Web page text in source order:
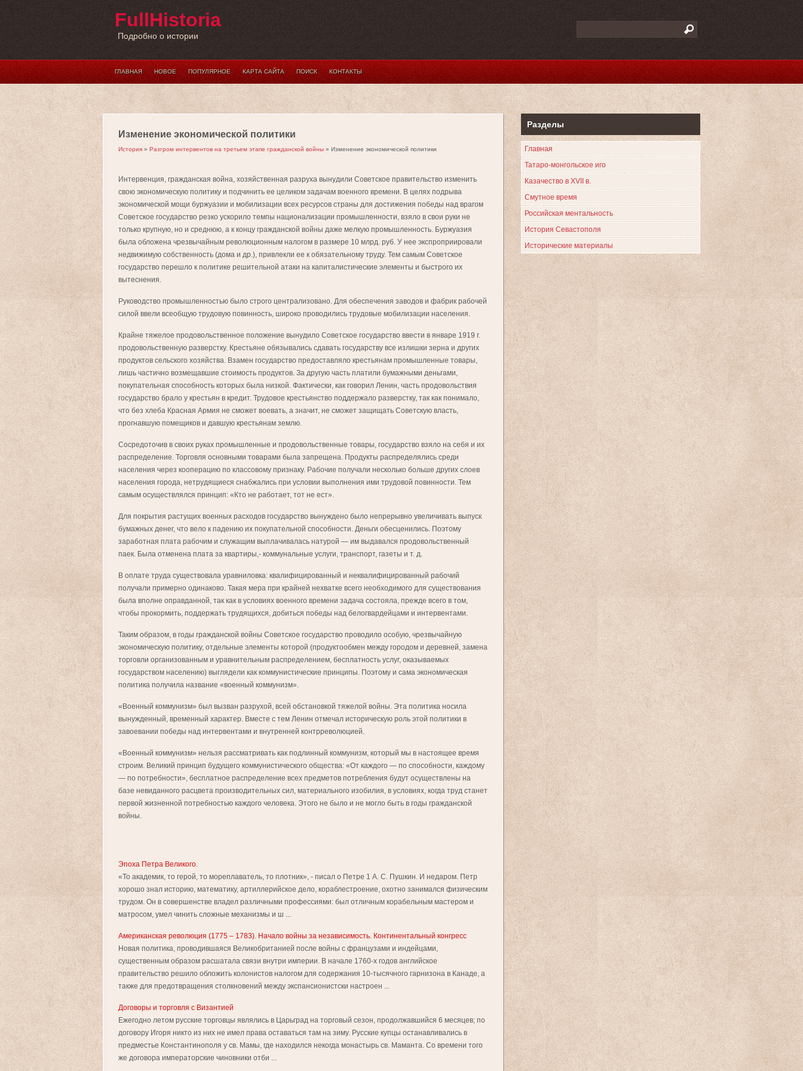
FullHistoria
Подробно о истории
ГЛАВНАЯ НОВОЕ ПОПУЛЯРНОЕ КАРТА САЙТА ПОИСК КОНТАКТЫ
Изменение экономической политики
История » Разгром интервентов на третьем этапе гражданской войны » Изменение экономической политики
Интервенция, гражданская война, хозяйственная разруха вынудили Советское правительство изменить
свою экономическую политику и подчинить ее целиком задачам военного времени. В целях подрыва
экономической мощи буржуазии и мобилизации всех ресурсов страны для достижения победы над врагом
Советское государство резко ускорило темпы национализации промышленности, взяло в свои руки не
только крупную, но и среднюю, а к концу гражданской войны даже мелкую промышленность. Буржуазия
была обложена чрезвычайным революционным налогом в размере 10 млрд. руб. У нее экспроприировали
недвижимую собственность (дома и др.), привлекли ее к обязательному труду. Тем самым Советское
государство перешло к политике решительной атаки на капиталистические элементы и быстрого их
вытеснения.
Руководство промышленностью было строго централизовано. Для обеспечения заводов и фабрик рабочей
силой ввели всеобщую трудовую повинность, широко проводились трудовые мобилизации населения.
Крайне тяжелое продовольственное положение вынудило Советское государство ввести в январе 1919 г.
продовольственную разверстку. Крестьяне обязывались сдавать государству все излишки зерна и других
продуктов сельского хозяйства. Взамен государство предоставляло крестьянам промышленные товары,
лишь частично возмещавшие стоимость продуктов. За другую часть платили бумажными деньгами,
покупательная способность которых была низкой. Фактически, как говорил Ленин, часть продовольствия
государство брало у крестьян в кредит. Трудовое крестьянство поддержало разверстку, так как понимало,
что без хлеба Красная Армия не сможет воевать, а значит, не сможет защищать Советскую власть,
прогнавшую помещиков и давшую крестьянам землю.
Сосредоточив в своих руках промышленные и продовольственные товары, государство взяло на себя и их
распределение. Торговля основными товарами была запрещена. Продукты распределялись среди
населения через кооперацию по классовому признаку. Рабочие получали несколько больше других слоев
населения города, нетрудящиеся снабжались при условии выполнения ими трудовой повинности. Тем
самым осуществлялся принцип: «Кто не работает, тот не ест».
Для покрытия растущих военных расходов государство вынуждено было непрерывно увеличивать выпуск
бумажных денег, что вело к падению их покупательной способности. Деньги обесценились. Поэтому
заработная плата рабочим и служащим выплачивалась натурой — им выдавался продовольственный
паек. Была отменена плата за квартиры,- коммунальные услуги, транспорт, газеты и т. д.
В оплате труда существовала уравниловка: квалифицированный и неквалифицированный рабочий
получали примерно одинаково. Такая мера при крайней нехватке всего необходимого для существования
была вполне оправданной, так как в условиях военного времени задача состояла, прежде всего в том,
чтобы прокормить, поддержать трудящихся, добиться победы над белогвардейцами и интервентами.
Таким образом, в годы гражданской войны Советское государство проводило особую, чрезвычайную
экономическую политику, отдельные элементы которой (продуктообмен между городом и деревней, замена
торговли организованным и уравнительным распределением, бесплатность услуг, оказываемых
государством населению) выглядели как коммунистические принципы. Поэтому и сама экономическая
политика получила название «военный коммунизм».
«Военный коммунизм» был вызван разрухой, всей обстановкой тяжелой войны. Эта политика носила
вынужденный, временный характер. Вместе с тем Ленин отмечал историческую роль этой политики в
завоевании победы над интервентами и внутренней контрреволюцией.
«Военный коммунизм» нельзя рассматривать как подлинный коммунизм, который мы в настоящее время
строим. Великий принцип будущего коммунистического общества: «От каждого — по способности, каждому
— по потребности», бесплатное распределение всех предметов потребления будут осуществлены на
базе невиданного расцвета производительных сил, материального изобилия, в условиях, когда труд станет
первой жизненной потребностью каждого человека. Этого не было и не могло быть в годы гражданской
войны.
Эпоха Петра Великого.
«То академик, то герой, то мореплаватель, то плотник», - писал о Петре 1 А. С. Пушкин. И недаром. Петр
хорошо знал историю, математику, артиллерийское дело, кораблестроение, охотно занимался физическим
трудом. Он в совершенстве владел различными профессиями: был отличным корабельным мастером и
матросом, умел чинить сложные механизмы и ш ...
Американская революция (1775 – 1783). Начало войны за независимость. Континентальный конгресс
Новая политика, проводившаяся Великобританией после войны с французами и индейцами,
существенным образом расшатала связи внутри империи. В начале 1760-х годов английское
правительство решило обложить колонистов налогом для содержания 10-тысячного гарнизона в Канаде, а
также для предотвращения столкновений между экспансионистски настроен ...
Договоры и торговля с Византией
Ежегодно летом русские торговцы являлись в Царьград на торговый сезон, продолжавшийся 6 месяцев; по
договору Игоря никто из них не имел права оставаться там на зиму. Русские купцы останавливались в
предместье Константинополя у св. Мамы, где находился некогда монастырь св. Маманта. Со времени того
же договора императорские чиновники отби ...
Разделы
Главная
Татаро-монгольское иго
Казачество в XVII в.
Смутное время
Российская ментальность
История Севастополя
Исторические материалы